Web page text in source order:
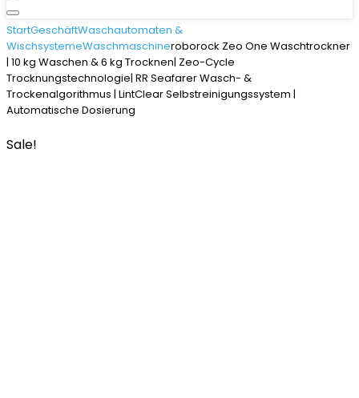
StartGeschäftWaschautomaten &
WischsystemeWaschmaschineroborock Zeo One Waschtrockner
| 10 kg Waschen & 6 kg Trocknen| Zeo-Cycle
Trocknungstechnologie| RR Seafarer Wasch- &
Trockenalgorithmus | LintClear Selbstreinigungssystem |
Automatische Dosierung
Sale!